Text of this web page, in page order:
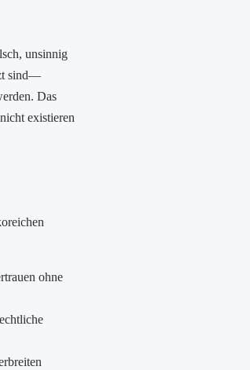
unsinnig
sind—
Das
existieren
ohne